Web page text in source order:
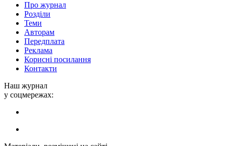
Про журнал
Розділи
Теми
Авторам
Передплата
Реклама
Корисні посилання
Контакти
Наш журнал
у соцмережах: